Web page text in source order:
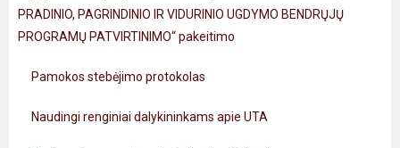
PRADINIO, PAGRINDINIO IR VIDURINIO UGDYMO BENDRŲJŲ
PROGRAMŲ PATVIRTINIMO“ pakeitimo
Pamokos stebėjimo protokolas
Naudingi renginiai dalykininkams apie UTA